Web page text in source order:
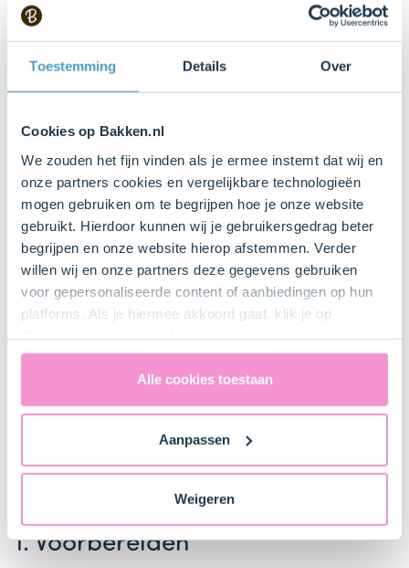
Toestemming Details Over
Cookies op Bakken.nl
We zouden het fijn vinden als je ermee instemt dat wij en
onze partners cookies en vergelijkbare technologieën
mogen gebruiken om te begrijpen hoe je onze website
gebruikt. Hierdoor kunnen wij je gebruikersgedrag beter
begrijpen en onze website hierop afstemmen. Verder
willen wij en onze partners deze gegevens gebruiken
voor gepersonaliseerde content of aanbiedingen op hun
platforms. Als je hiermee akkoord gaat, klik je op
uitdrukkelijk een eventuele gegevensoverdracht naar de
Verenigde Staten in de zin van artikel 49 AVG. Raadpleeg
ons
naar technology providers en partners in de Verenigde
Staten. Je kunt op elk moment van gedachten
Alle cookies toestaan
Aanpassen
Weigeren
Mengkom
Bestel dit product online
Mixer met gardes
Bestel gemakkelijk en snel je bakproducten
bij ons zusje
DeLeuksteTaartenshop
1. Voorbereiden